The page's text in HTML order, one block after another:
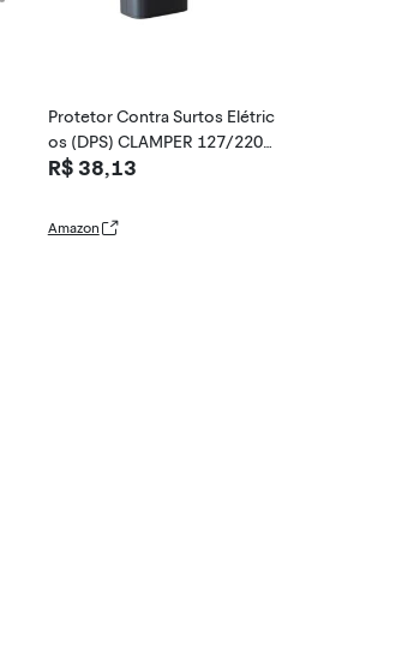
Protetor Contra Surtos Elétric
os (DPS) CLAMPER 127/220V,
10 Amperes, 3 Pinos, para PC,
tor, Impressora, etc - iCLAMP
R$ 38,13
Amazon